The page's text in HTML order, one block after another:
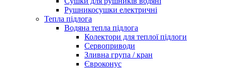
Рушникосушки електричні
Тепла підлога
Водяна тепла підлога
Колектори для теплої підлоги
Сервоприводи
Зливна група / кран
Євроконус